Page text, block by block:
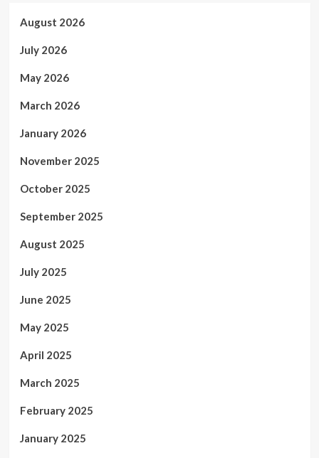
August 2026
July 2026
May 2026
March 2026
January 2026
November 2025
October 2025
September 2025
August 2025
July 2025
June 2025
May 2025
April 2025
March 2025
February 2025
January 2025